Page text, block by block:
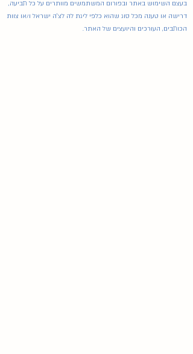
בעצם השימוש באתר ובפורום המשתמשים מוותרים על כל תביעה,
דרישה או טענה מכל סוג שהוא כלפי ליגת לה לצ'ה ישראל ו/או צוות
הכותבים, העורכים והיועצים של האתר.